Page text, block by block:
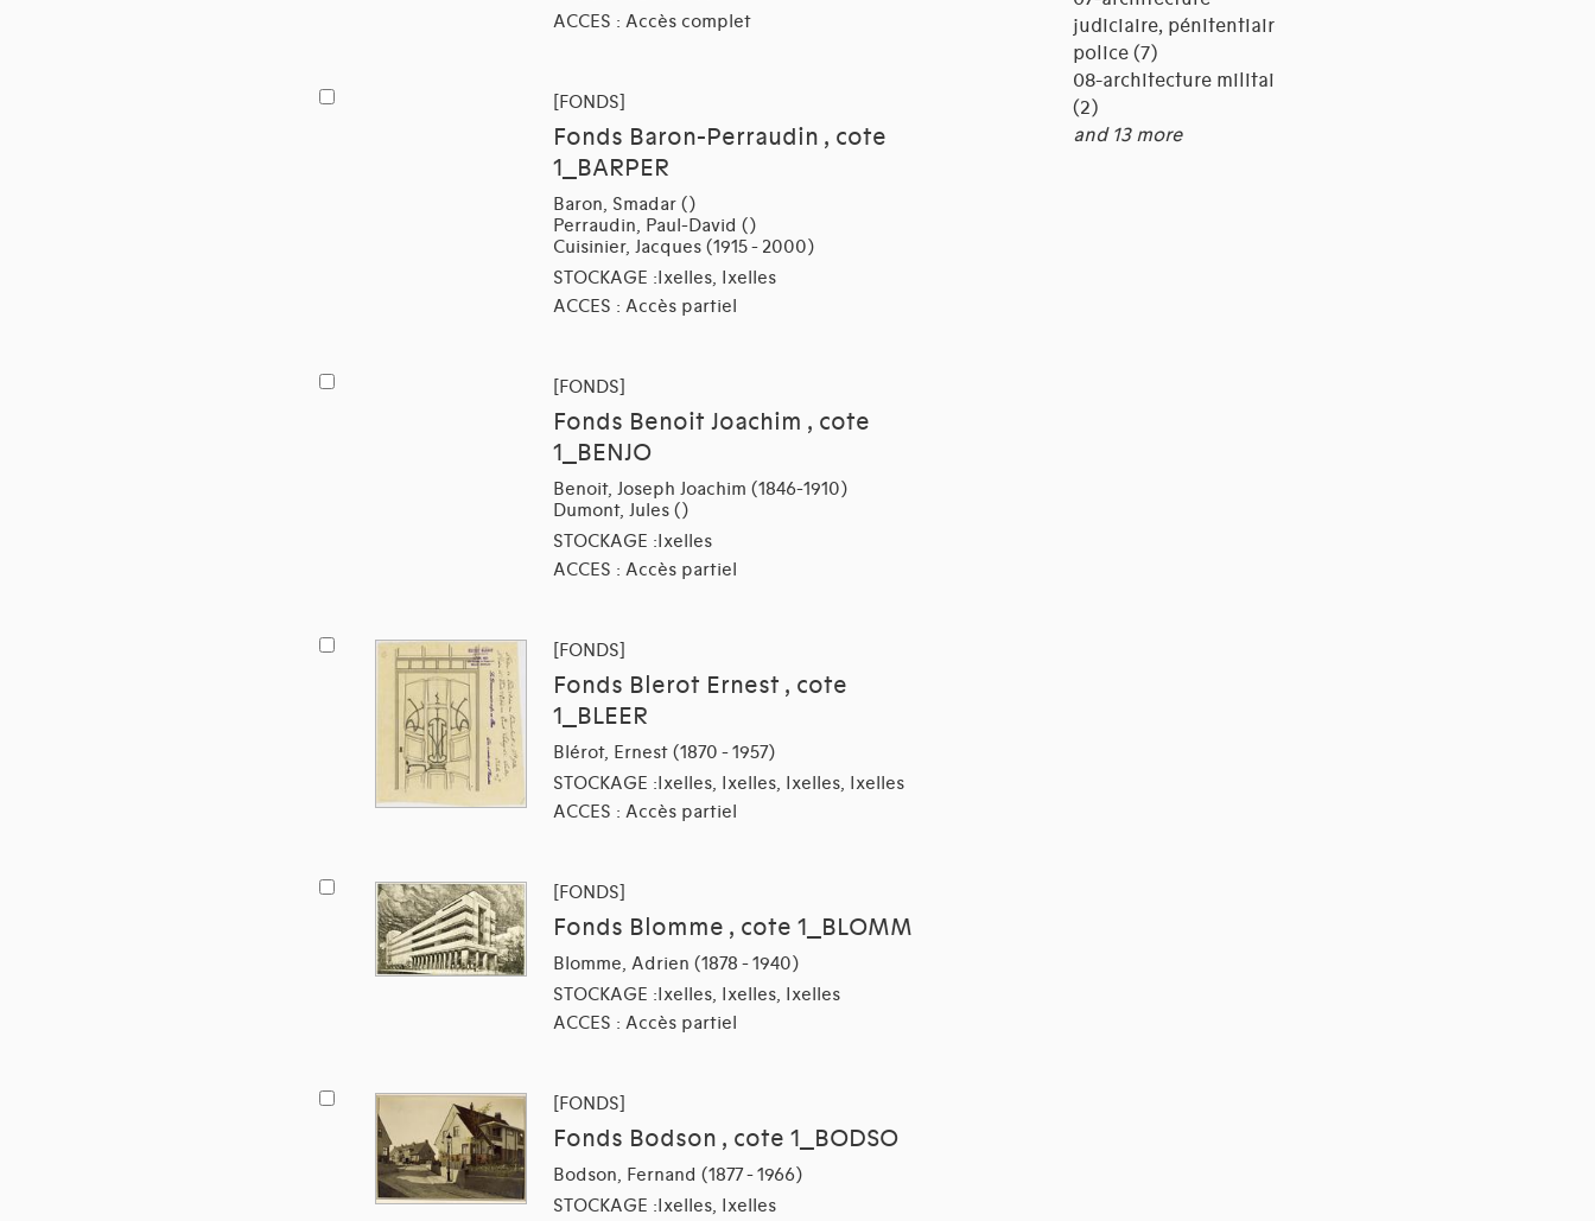
ACCES : Accès complet
[FONDS]
Fonds Baron-Perraudin , cote
1_BARPER
Baron, Smadar ()
Perraudin, Paul-David ()
Cuisinier, Jacques (1915 - 2000)
STOCKAGE :Ixelles, Ixelles
ACCES : Accès partiel
[FONDS]
Fonds Benoit Joachim , cote
1_BENJO
Benoit, Joseph Joachim (1846-1910)
Dumont, Jules ()
STOCKAGE :Ixelles
ACCES : Accès partiel
[FONDS]
Fonds Blerot Ernest , cote
1_BLEER
Blérot, Ernest (1870 - 1957)
STOCKAGE :Ixelles, Ixelles, Ixelles, Ixelles
ACCES : Accès partiel
[FONDS]
Fonds Blomme , cote 1_BLOMM
Blomme, Adrien (1878 - 1940)
STOCKAGE :Ixelles, Ixelles, Ixelles
ACCES : Accès partiel
[FONDS]
Fonds Bodson , cote 1_BODSO
Bodson, Fernand (1877 - 1966)
STOCKAGE :Ixelles, Ixelles
judiciaire, pénitentiaire,
police (7)
08-architecture militaire
(2)
and 13 more